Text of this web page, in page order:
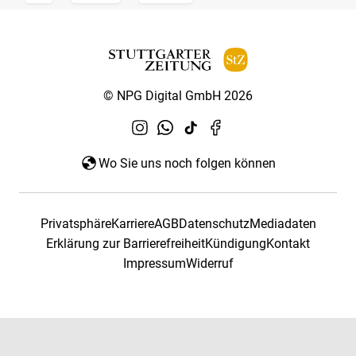
© NPG Digital GmbH 2026
Wo Sie uns noch folgen können
PrivatsphäreKarriereAGBDatenschutzMediadaten
Erklärung zur BarrierefreiheitKündigungKontakt
ImpressumWiderruf